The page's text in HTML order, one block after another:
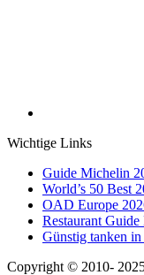
Wichtige Links
Guide Michelin
World’s 50 Best
OAD Europe
Restaurant
Günstig tanken
Copyright © 2010-